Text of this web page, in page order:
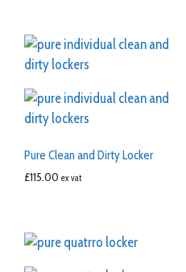
Pure Clean and Dirty Locker
£115.00 ex vat